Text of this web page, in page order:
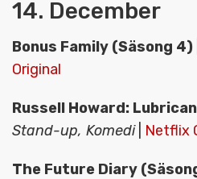
14. December
Bonus Family (Säsong 4)
Original
Russell Howard:
Stand-up, Komedi| Netflix
The Future Diary